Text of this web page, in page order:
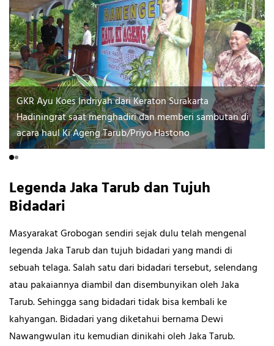
GKR Ayu Koes Indriyah dari Keraton Surakarta
Hadiningrat saat menghadiri dan memberi sambutan di
acara haul Ki Ageng Tarub/Priyo Hastono
Legenda Jaka Tarub dan Tujuh
Bidadari
Masyarakat Grobogan sendiri sejak dulu telah mengenal
legenda Jaka Tarub dan tujuh bidadari yang mandi di
sebuah telaga. Salah satu dari bidadari tersebut, selendang
atau pakaiannya diambil dan disembunyikan oleh Jaka
Tarub. Sehingga sang bidadari tidak bisa kembali ke
kahyangan. Bidadari yang diketahui bernama Dewi
Nawangwulan itu kemudian dinikahi oleh Jaka Tarub.